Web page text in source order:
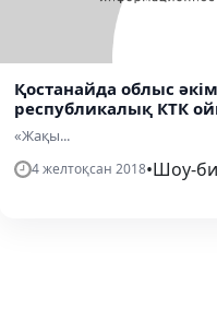
Қостанайда облыс
республикалық КТК
«Жақы...
4 желтоқсан 2018•Шоу-